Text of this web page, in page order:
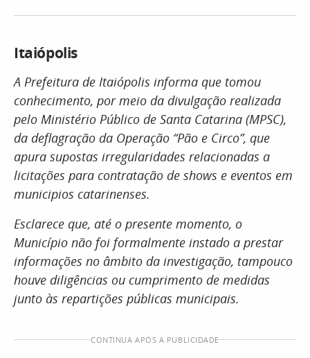
Itaiópolis
A Prefeitura de Itaiópolis informa que tomou
conhecimento, por meio da divulgação realizada
pelo Ministério Público de Santa Catarina (MPSC),
da deflagração da Operação “Pão e Circo”, que
apura supostas irregularidades relacionadas a
licitações para contratação de shows e eventos em
municipios catarinenses.
Esclarece que, até o presente momento, o
Município não foi formalmente instado a prestar
informações no âmbito da investigação, tampouco
houve diligências ou cumprimento de medidas
junto às repartições públicas municipais.
CONTINUA APÓS A PUBLICIDADE